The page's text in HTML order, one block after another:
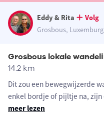
Eddy & Rita
Volg
Grosbous, Luxemburg
Grosbous lokale
14.2 km
Dit zou een bewegwijzerde
enkel bordje of pijltje na, zijn
meer lezen